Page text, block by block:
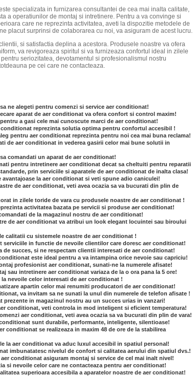
specializata in furnizarea consultantei de cea mai inalta calitate,
a operatiunilor de montaj si intretinere. Pentru a va convinge si
care ne reprezinta activitatea, aveti la dispozitie metodele de
placut surprinsi de colaborarea cu noi, va asiguram de acest lucru.
si satisfactia deplina a acestora. Produsele noastre va ofera
va revigoreaza spiritul si va furnizeaza confortul ideal in zilele
seriozitatea, devotamentul si profesionalismul nostru
pe cei care ne contacteaza.
ne alegeti pentru comenzi si service aer conditionat!
aparat de aer conditionat va ofera confort si control maxim!
a gasi cele mai cunoscute marci de aer conditionat!
conditionat reprezinta solutia optima pentru confortul accesibil !
pentru aer conditionat reprezinta pentru noi cea mai buna reclama!
de aer conditionat in vederea gasirii celor mai bune solutii in
comandati un aparat de aer conditionat!
pentru intretinere aer conditionat decat sa cheltuiti pentru reparatii
prin serviciile si aparatele de aer conditionat de inalta clasa!
avantajoase la aer conditionat si veti spune adio caniculei!
de aer conditionat, veti avea ocazia sa va bucurati din plin de
in zilele toride de vara cu produsele noastre de aer conditionat !
activitatea bazata pe servicii si produse aer conditionat!
de la magazinul nostru de aer conditionat!
de aer conditionat va atribui un look elegant locuintei sau biroului
calitatii cu sistemele noastre de aer conditionat !
serviciile in functie de nevoile clientilor care doresc aer conditionat!
de succes, si ne respectam clientii interesati de aer conditionat!
este ideal pentru a va intampina orice nevoie sau capriciu!
profesionist aer conditionat, sunati-ne la numerele afisate!
sau intretinere aer conditionat variaza de la o ora pana la 5 ore!
nevoile celor interesati de aer conditionat !
apartin celor mai renumiti producatori de aer conditionat!
va invitam sa ne sunati la unul din numerele de telefon afisate !
prezente in magazinul nostru au un succes urias in vanzari!
conditionat, veti controla in mod inteligent si eficient temperatura!
aer conditionat, veti avea ocazia sa va bucurati din plin de vara!
sunt durabile, performante, inteligente, silentioase!
conditionat se realizeaza in maxim 48 de ore de la stabilirea
la aer conditionat va aduc luxul accesibil in spatiul personal!
imbunatatesc nivelul de confort si calitatea aerului din spatiul dvs.!
conditionat asiguram montaj si service de cel mai inalt nivel!
si nevoile celor care ne contacteaza pentru aer conditionat!
superioara accesibila a aparatelor noastre de aer conditionat!